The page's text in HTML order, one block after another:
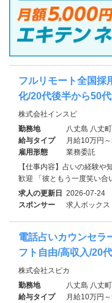
フルリモート全国採
化/20代後半から50
株式会社インスピ
勤務地
八丈島 八丈町
給与タイプ
月給10万円
雇用形態
業務委託
【仕事内容】占いの経験
歓迎 「彼ともう一度笑い合
求人の更新日 2026-07-24
スポンサー
求人ボックス
電話占いカウンセラ
フト自由/高収入/20
株式会社スピカ
勤務地
八丈島 八丈町
給与タイプ
月給10万円